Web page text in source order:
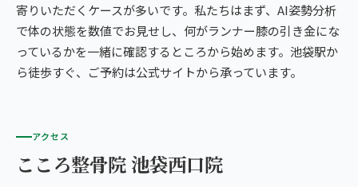
寄りいただくケースが多いです。私たちはまず、AI姿勢分析
で体の状態を数値でお見せし、何がランナー膝の引き金にな
っているかを一緒に確認するところから始めます。池袋駅か
ら徒歩すぐ、ご予約は公式サイトから承っています。
アクセス
こころ整骨院 池袋西口院